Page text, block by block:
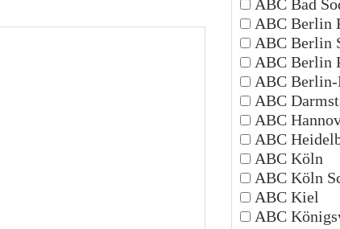
ABC Bad
ABC Berlin
ABC Berlin
ABC Berlin
ABC Berlin-
ABC
ABC
ABC
ABC Köln
ABC Köln
ABC Kiel
ABC